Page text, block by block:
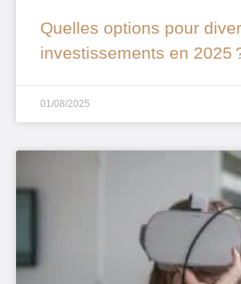
Quelles options pour
investissements en 2025
01/08/2025